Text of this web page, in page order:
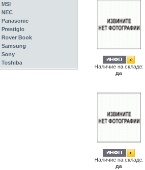
MSI
NEC
Panasonic
Prestigio
Rover Book
Samsung
Sony
Toshiba
Наличие на складе:
да
Наличие на складе:
да